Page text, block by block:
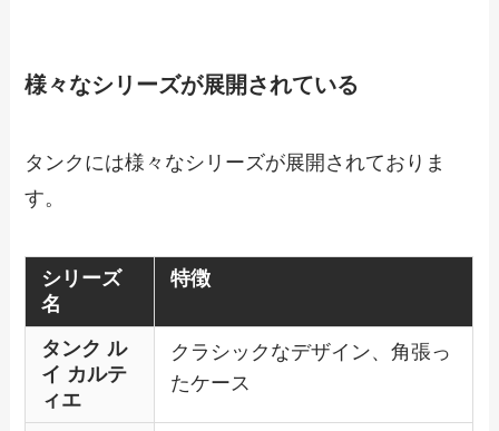
様々なシリーズが展開されている
タンクには様々なシリーズが展開されておりま
す。
シリーズ
名
特徴
タンク ル
イ カルテ
ィエ
クラシックなデザイン、角張っ
たケース